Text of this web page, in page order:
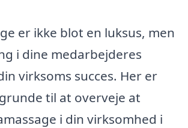
er ikke blot en luksus, men
i dine medarbejderes
virksoms succes. Her er
til at overveje at
i din virksomhed i